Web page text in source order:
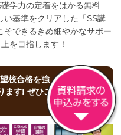
学力の定着をはかる無料
い基準をクリアした「SS講
そできるきめ細やかなサポー
を目指します！
校合格を強
ます! ぜひご